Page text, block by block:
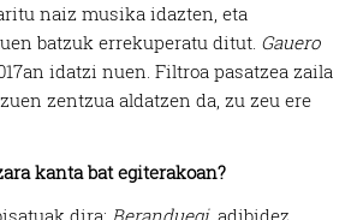
naiz musika idazten, eta
batzuk errekuperatu ditut. Gauero
idatzi nuen. Filtroa pasatzea zaila
zentzua aldatzen da, zu zeu ere
kanta bat egiterakoan?